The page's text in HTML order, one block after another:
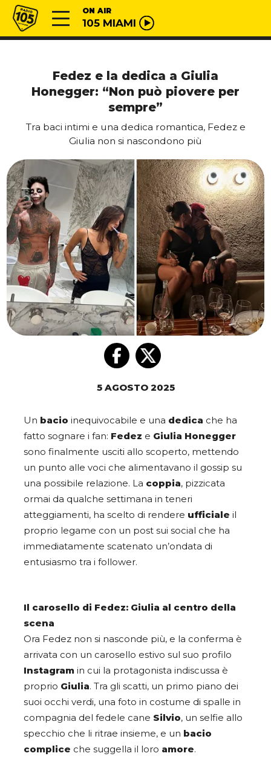
Vai al contenuto
Radio 105 ON AIR
105 MIAMI
Fedez e la dedica a Giulia
Honegger: “Non può piovere per
sempre”
Tra baci intimi e una dedica romantica, Fedez e
Giulia non si nascondono più
5 AGOSTO 2025
Un bacio inequivocabile e una dedica che ha
fatto sognare i fan: Fedez e Giulia Honegger
sono finalmente usciti allo scoperto, mettendo
un punto alle voci che alimentavano il gossip su
una possibile relazione. La coppia, pizzicata
ormai da qualche settimana in teneri
atteggiamenti, ha scelto di rendere ufficiale il
proprio legame con un post sui social che ha
immediatamente scatenato un’ondata di
entusiasmo tra i follower.
Il carosello di Fedez: Giulia al centro della
scena
Ora Fedez non si nasconde più, e la conferma è
arrivata con un carosello estivo sul suo profilo
Instagram in cui la protagonista indiscussa è
proprio Giulia. Tra gli scatti, un primo piano dei
suoi occhi verdi, una foto in costume di spalle in
compagnia del fedele cane Silvio, un selfie allo
specchio che li ritrae insieme, e un bacio
complice che suggella il loro amore.